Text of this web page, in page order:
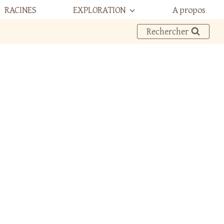
RACINES EXPLORATION A propos
Rechercher